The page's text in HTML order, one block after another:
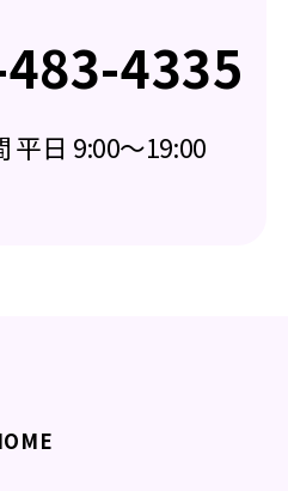
4335
平日 9:00～19:00